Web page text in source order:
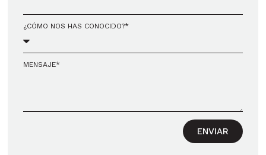
¿CÓMO NOS HAS CONOCIDO?*
MENSAJE*
ENVIAR